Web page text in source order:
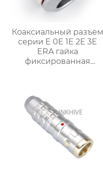
Коаксиальный разъем
серии E 0E 1E 2E 3E
ERA гайка
фиксированная